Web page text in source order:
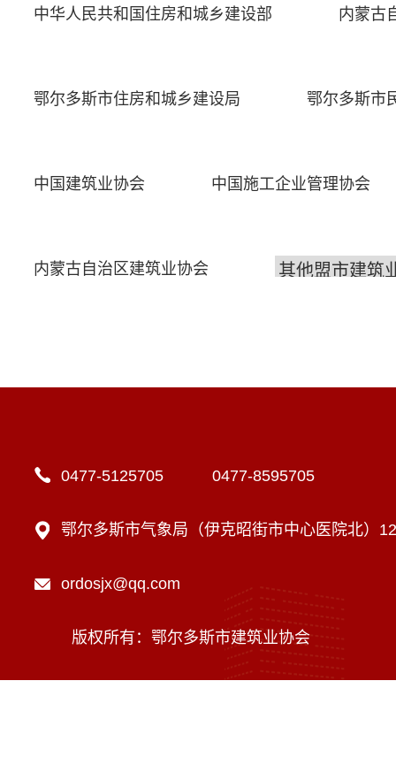
中华人民共和国住房和城乡建设部 内蒙古
鄂尔多斯市住房和城乡建设局 鄂尔多斯市
中国建筑业协会 中国施工企业管理协会
内蒙古自治区建筑业协会
0477-5125705 0477-8595705
鄂尔多斯市气象局（伊克昭街市中心医院北）
ordosjx@qq.com
版权所有：鄂尔多斯市建筑业协会